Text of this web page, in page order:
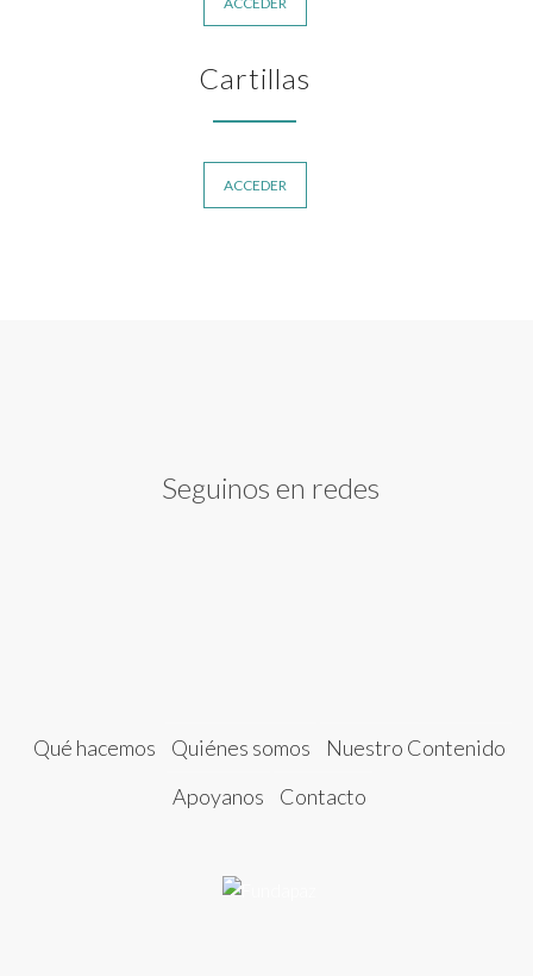
Cartillas
ACCEDER
Seguinos en redes
Qué hacemos Quiénes somos
Nuestro Contenido
Apoyanos
Contacto